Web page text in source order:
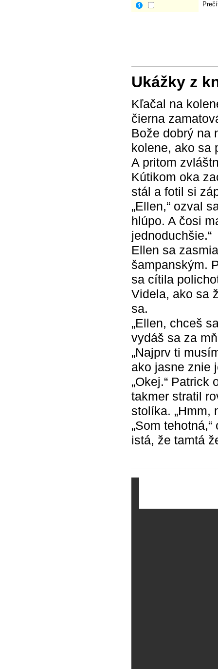
Ukážky z
Kľačal na
čierna
Bože dobrý na
kolene, ako sa
A pritom
Kútikom oka
stál a fotil si
„Ellen,“ ozval
hlúpo. A čosi
jednoduchšie.“
Ellen sa
šampanským.
sa cítila
Videla, ako sa
sa.
„Ellen, chceš
vydáš sa za
„Najprv ti
ako jasne znie
„Okej.“
takmer stratil
stolíka. „Hmm,
„Som
istá, že tamtá